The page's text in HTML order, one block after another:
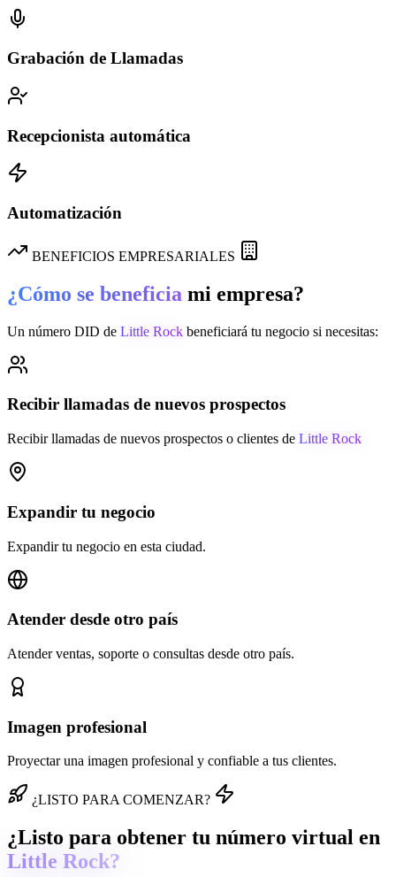
Grabación de Llamadas
Recepcionista automática
Automatización
BENEFICIOS EMPRESARIALES
¿Cómo se beneficia mi empresa?
Un número DID de Little Rock beneficiará tu negocio si necesitas:
Recibir llamadas de nuevos prospectos
Recibir llamadas de nuevos prospectos o clientes de Little Rock
Expandir tu negocio
Expandir tu negocio en esta ciudad.
Atender desde otro país
Atender ventas, soporte o consultas desde otro país.
Imagen profesional
Proyectar una imagen profesional y confiable a tus clientes.
¿LISTO PARA COMENZAR?
¿Listo para obtener tu número virtual en
Little Rock?